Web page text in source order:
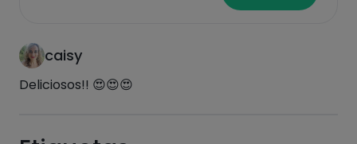
caisy
Deliciosos!! 😍😍😍